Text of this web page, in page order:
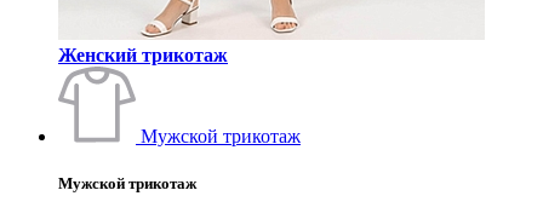
Женский трикотаж
Мужской трикотаж
Мужской трикотаж